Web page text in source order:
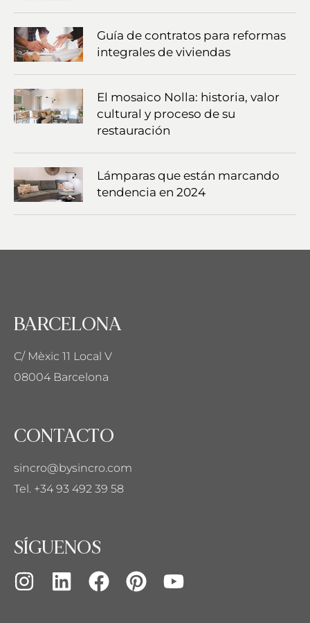
Guía de contratos para reformas
integrales de viviendas
El mosaico Nolla: historia, valor
cultural y proceso de su
restauración
Lámparas que están marcando
tendencia en 2024
BARCELONA
C/ Mèxic 11 Local V
08004 Barcelona
CONTACTO
sincro@bysincro.com
Tel. +34 93 492 39 58
SÍGUENOS